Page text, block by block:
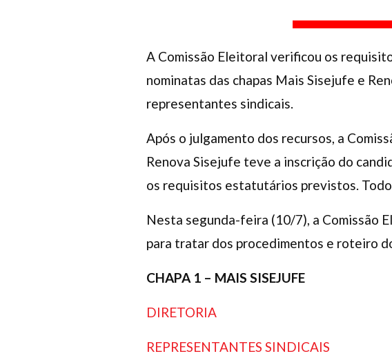
A Comissão Eleitoral verificou os
nominatas das chapas Mais Sisejufe e
representantes sindicais.
Após o julgamento dos recursos, a
Renova Sisejufe teve a inscrição do
os requisitos estatutários previstos.
Nesta segunda-feira (10/7), a Comissão
para tratar dos procedimentos e roteiro
CHAPA 1 – MAIS SISEJUFE
DIRETORIA
REPRESENTANTES SINDICAIS